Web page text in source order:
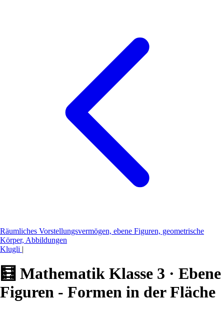
Räumliches Vorstellungsvermögen, ebene Figuren, geometrische
Körper, Abbildungen
Klugli |
🧮 Mathematik Klasse 3 · Ebene
Figuren - Formen in der Fläche